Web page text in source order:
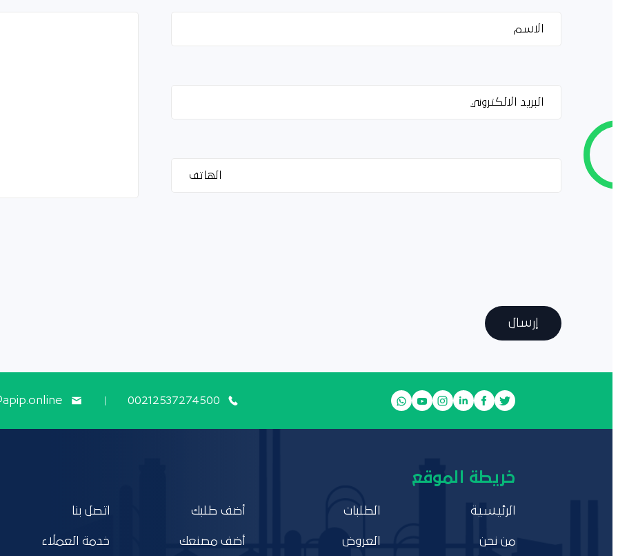
إرسال
00212537274500
خريطة الموقع
الرئيسية
من نحن
الطلبات
العروض
أضف طلبك
أضف مصنعك
اتصل بنا
خدمة العملاء